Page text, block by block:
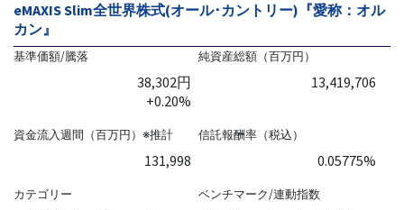
eMAXIS Slim全世界株式(オール･カントリー)『愛称：オル
カン』
基準価額/騰落
38,302円
+0.20%
純資産総額（百万円）
13,419,706
資金流入週間（百万円）※推計
131,998
信託報酬率（税込）
0.05775%
カテゴリー ベンチマーク/連動指数